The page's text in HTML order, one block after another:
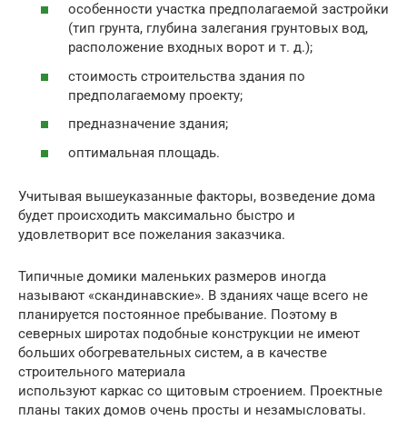
особенности участка предполагаемой застройки
(тип грунта, глубина залегания грунтовых вод,
расположение входных ворот и т. д.);
стоимость строительства здания по
предполагаемому проекту;
предназначение здания;
оптимальная площадь.
Учитывая вышеуказанные факторы, возведение дома
будет происходить максимально быстро и
удовлетворит все пожелания заказчика.
Типичные домики маленьких размеров иногда
называют «скандинавские». В зданиях чаще всего не
планируется постоянное пребывание. Поэтому в
северных широтах подобные конструкции не имеют
больших обогревательных систем, а в качестве
строительного материала
используют каркас со щитовым строением. Проектные
планы таких домов очень просты и незамысловаты.